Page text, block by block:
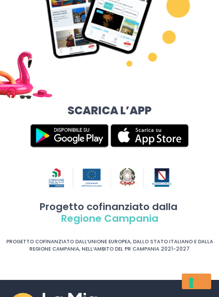
SCARICA L’APP
Progetto cofinanziato dalla
Regione Campania
PROGETTO COFINANZIATO DALL’UNIONE EUROPEA, DALLO STATO ITALIANO E DALLA
REGIONE CAMPANIA, NELL’AMBITO DEL PR CAMPANIA 2021-2027